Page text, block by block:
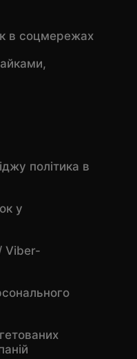
в соцмережах
політика в
у
Viber-